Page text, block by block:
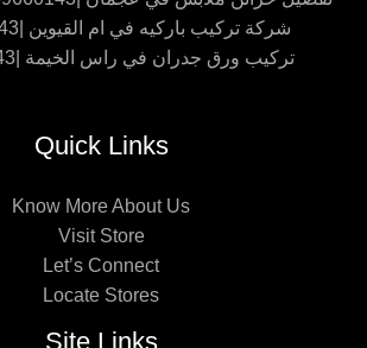
شركة تركيب باركيه في ام القيوين |0569660143
تركيب ورق جدران في راس الخيمة |0569660143
Quick Links
Know More About Us
Visit Store
Let’s Connect
Locate Stores
Site Links